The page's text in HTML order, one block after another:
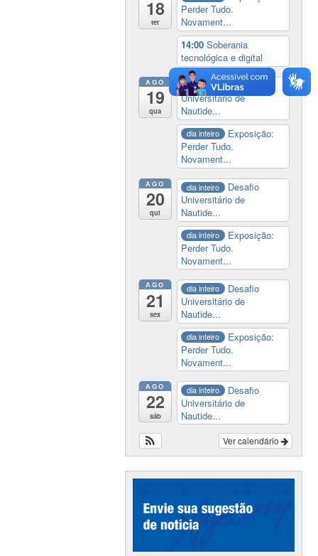
18
ter
Perder Tudo.
Novament...
14:00Soberania
tecnológica e digital
AGO
19
qua
dia inteiro
Desafio
Universitário de
Nautide...
dia inteiro
Exposição:
Perder Tudo.
Novament...
AGO
20
qui
dia inteiro
Desafio
Universitário de
Nautide...
dia inteiro
Exposição:
Perder Tudo.
Novament...
AGO
21
sex
dia inteiro
Desafio
Universitário de
Nautide...
dia inteiro
Exposição:
Perder Tudo.
Novament...
AGO
22
sáb
dia inteiro
Desafio
Universitário de
Nautide...
Ver calendário